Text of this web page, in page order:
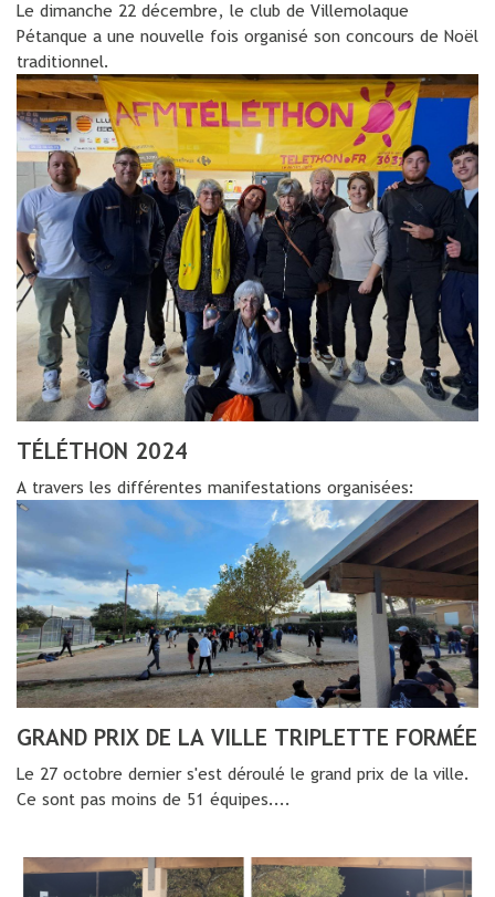
Le dimanche 22 décembre, le club de Villemolaque
Pétanque a une nouvelle fois organisé son concours de Noël
traditionnel.
TÉLÉTHON 2024
A travers les différentes manifestations organisées:
GRAND PRIX DE LA VILLE TRIPLETTE FORMÉE
Le 27 octobre dernier s'est déroulé le grand prix de la ville.
Ce sont pas moins de 51 équipes....